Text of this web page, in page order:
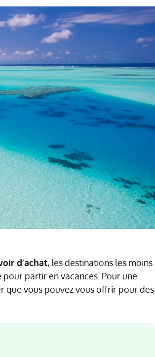
d’achat, les destinations les moins
partir en vacances. Pour une
que vous pouvez vous offrir pour des